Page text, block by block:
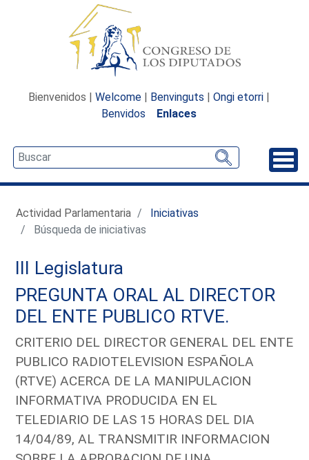
Bienvenidos | Welcome | Benvinguts | Ongi etorri |
Benvidos
Enlaces
Actividad Parlamentaria
Iniciativas
Búsqueda de iniciativas
III Legislatura
PREGUNTA ORAL AL DIRECTOR
DEL ENTE PUBLICO RTVE.
CRITERIO DEL DIRECTOR GENERAL DEL ENTE
PUBLICO RADIOTELEVISION ESPAÑOLA
(RTVE) ACERCA DE LA MANIPULACION
INFORMATIVA PRODUCIDA EN EL
TELEDIARIO DE LAS 15 HORAS DEL DIA
14/04/89, AL TRANSMITIR INFORMACION